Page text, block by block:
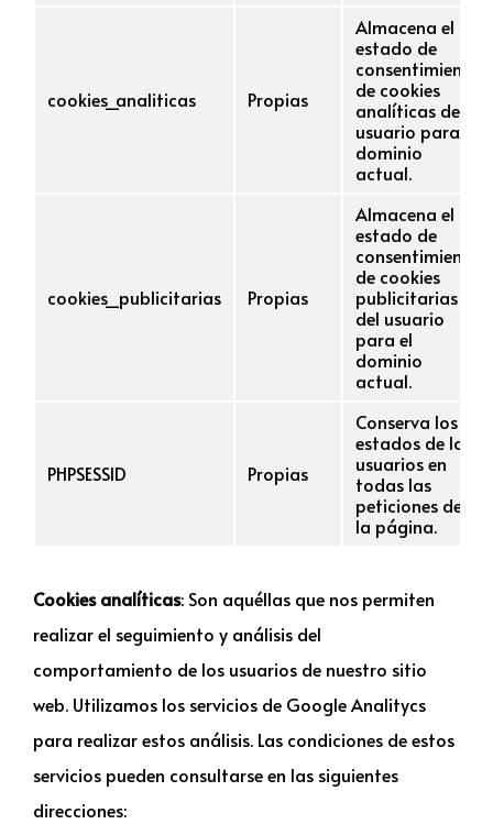
cookies_analiticas Propias
Almacena el
estado de
consentimiento
de cookies
analíticas del
usuario para el
dominio
actual.
cookies_publicitarias Propias
Almacena el
estado de
consentimiento
de cookies
publicitarias
del usuario
para el
dominio
actual.
PHPSESSID Propias
Conserva los
estados de los
usuarios en
todas las
peticiones de
la página.
Cookies analíticas: Son aquéllas que nos permiten
realizar el seguimiento y análisis del
comportamiento de los usuarios de nuestro sitio
web. Utilizamos los servicios de Google Analitycs
para realizar estos análisis. Las condiciones de estos
servicios pueden consultarse en las siguientes
direcciones: